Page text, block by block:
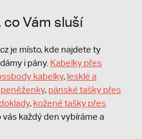
co Vám sluší
je místo, kde najdete ty
i pány. Kabelky přes
kabelky, lesklé a
peněženky, pánské tašky přes
, kožené tašky přes
vás každý den vybíráme a